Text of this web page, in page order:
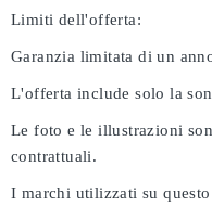
Limiti dell'offerta:
Garanzia limitata di un
L'offerta include solo la
Le foto e le illustrazioni
contrattuali.
I marchi utilizzati su